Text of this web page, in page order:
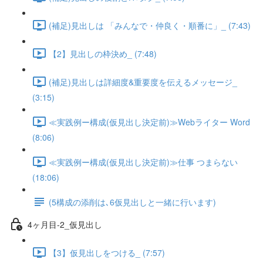
(補足)見出しは 「みんなで・仲良く・順番に」_ (7:43)
【2】見出しの枠決め_ (7:48)
(補足)見出しは詳細度&重要度を伝えるメッセージ_
(3:15)
≪実践例ー構成(仮見出し決定前)≫Webライター Word
(8:06)
≪実践例ー構成(仮見出し決定前)≫仕事 つまらない
(18:06)
(5構成の添削は､6仮見出しと一緒に行います)
4ヶ月目-2_仮見出し
【3】仮見出しをつける_ (7:57)